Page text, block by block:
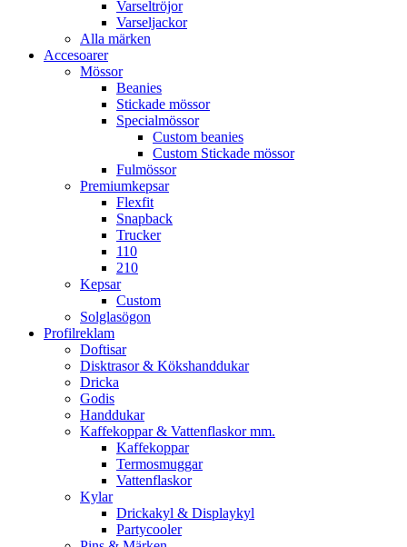
Varseltröjor
Varseljackor
Alla märken
Accesoarer
Mössor
Beanies
Stickade mössor
Specialmössor
Custom beanies
Custom Stickade mössor
Fulmössor
Premiumkepsar
Flexfit
Snapback
Trucker
110
210
Kepsar
Custom
Solglasögon
Profilreklam
Doftisar
Disktrasor & Kökshanddukar
Dricka
Godis
Handdukar
Kaffekoppar & Vattenflaskor mm.
Kaffekoppar
Termosmuggar
Vattenflaskor
Kylar
Drickakyl & Displaykyl
Partycooler